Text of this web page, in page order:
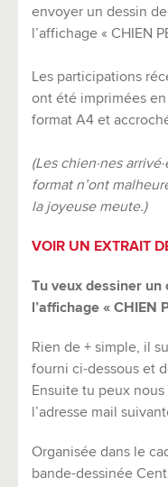
envoyer un dessin
l’affichage « CHIEN
Les participations
ont été imprimées
format A4 et
(Les chien·nes
format n’ont
la joyeuse meute.)
VOIR UN EXTRAIT
Tu veux dessiner un
l’affichage « CHIEN
Rien de + simple, il
fourni ci-dessous et
Ensuite tu peux
l’adresse mail
Organisée dans le
bande-dessinée